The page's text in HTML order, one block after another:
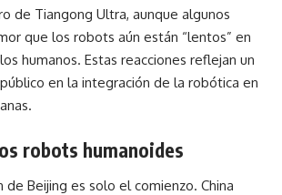
de Tiangong Ultra, aunque algunos
que los robots aún están “lentos” en
humanos. Estas reacciones reflejan un
en la integración de la robótica en
robots humanoides
de Beijing es solo el comienzo. China